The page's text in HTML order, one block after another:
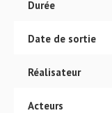
Durée
Date de sortie
Réalisateur
Acteurs